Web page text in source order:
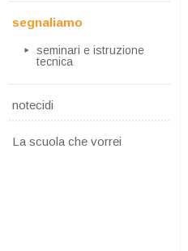
segnaliamo
seminari e istruzione
tecnica
notecidi
La scuola che vorrei